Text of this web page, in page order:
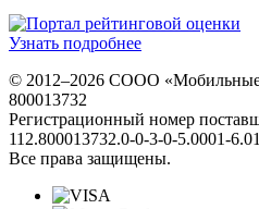
Узнать подробнее
© 2012–2026 СООО
800013732
Регистрационный номер
112.800013732.0-0-3-0-5.0001-
Все права защищены.